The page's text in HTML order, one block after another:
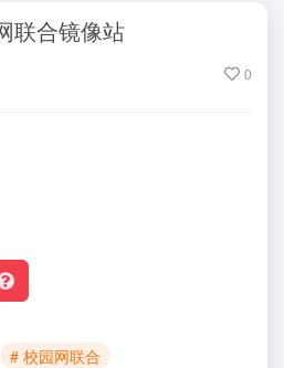
联合镜像站
0
# 校园网联合